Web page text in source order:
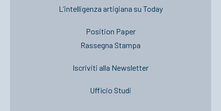
L’intelligenza artigiana su Today
Position Paper
Rassegna Stampa
Iscriviti alla Newsletter
Ufficio Studi